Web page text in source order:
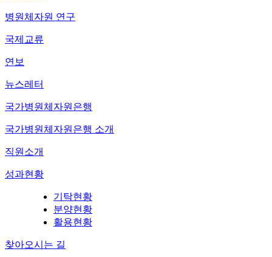
병원체자원 연구
국제교류
연보
뉴스레터
국가병원체자원은행
국가병원체자원은행 소개
직원소개
성과현황
기탁현황
분양현황
활용현황
찾아오시는 길